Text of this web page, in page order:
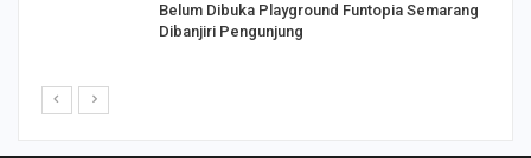
Belum Dibuka Playground Funtopia Semarang
Dibanjiri Pengunjung